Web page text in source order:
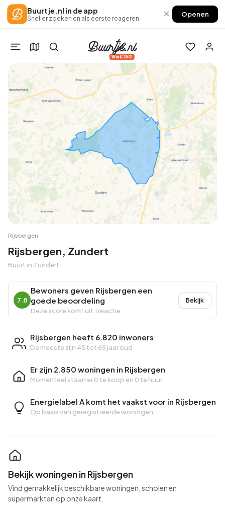
Buurtje.nl in de app
Sneller zoeken en als eerste reageren × Openen
Win €250!
Rijsbergen
Rijsbergen, Zundert
Buurt in Zundert
7.8
Bewoners geven Rijsbergen een
goede beoordeling
Deze score komt uit 1 reactie
Bekijk
Rijsbergen heeft 6.820 inwoners
De meeste zijn 45 tot 65 jaar oud
Er zijn 2.850 woningen in Rijsbergen
Momenteel staan er0 te koop en 0 te huur
Energielabel A komt het vaakst voor in Rijsbergen
Op basis van geregistreerde woningen
Bekijk woningen in Rijsbergen
Vind gemakkelijk beschikbare woningen, scholen en
supermarkten op onze kaart.